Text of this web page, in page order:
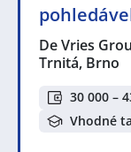
De Vries
Trnitá, Brno
30 000 –
Vhodné